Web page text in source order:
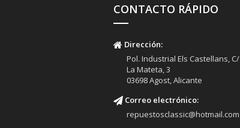
CONTACTO RÁPIDO
Dirección:
Pol. Industrial Els Castellans, C/
La Mateta, 3
03698 Agost, Alicante
Correo electrónico:
repuestosclassic@hotmail.com